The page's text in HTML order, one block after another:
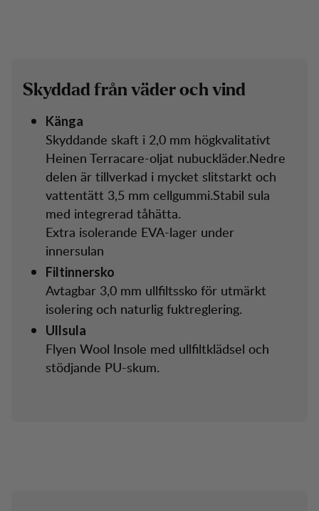
Skyddad från väder och vind
Känga
Skyddande skaft i 2,0 mm högkvalitativt
Heinen Terracare-oljat nubuckläder.Nedre
delen är tillverkad i mycket slitstarkt och
vattentätt 3,5 mm cellgummi.Stabil sula
med integrerad tåhätta.
Extra isolerande EVA-lager under
innersulan
Filtinnersko
Avtagbar 3,0 mm ullfiltssko för utmärkt
isolering och naturlig fuktreglering.
Ullsula
Flyen Wool Insole med ullfiltklädsel och
stödjande PU-skum.